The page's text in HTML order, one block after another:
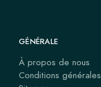
GÉNÉRALE
À propos de nous
Conditions générales